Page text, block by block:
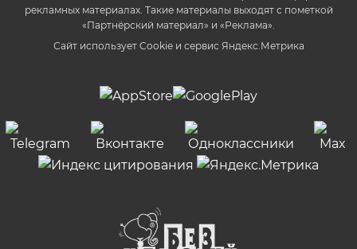
рекламных материалах. Такие материалы выходят с пометкой
«Партнёрский материал» и «Реклама».
Сайт использует Cookie и сервиc Яндекс.Метрика